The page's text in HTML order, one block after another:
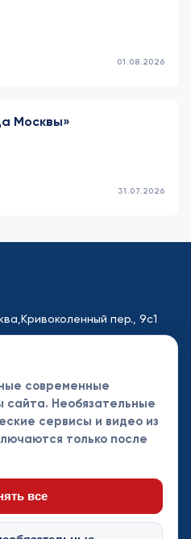
01.08.2026
Москвы»
31.07.2026
Кривоколенный пер., 9с1
Контакты
партнеры
современные
сайта. Необязательные
сервисы и видео из
только после
все